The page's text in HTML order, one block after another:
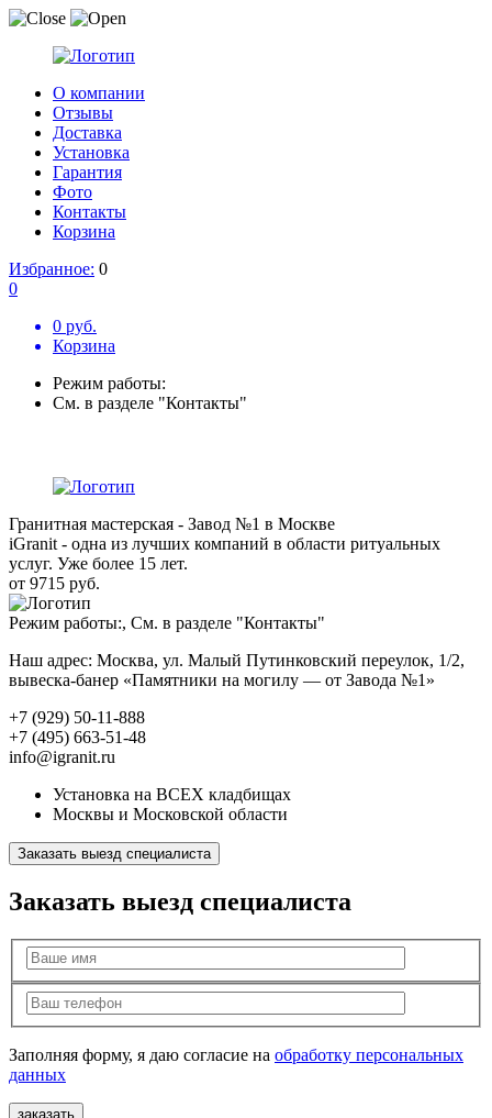
О компании
Отзывы
Доставка
Установка
Гарантия
Фото
Контакты
Корзина
Избранное: 0
0
0 руб.
Корзина
Режим работы:
См. в разделе "Контакты"
Гранитная мастерская - Завод №1 в Москве
iGranit - одна из лучших компаний в области ритуальных
услуг. Уже более 15 лет.
от 9715 руб.
Режим работы:, См. в разделе "Контакты"
Наш адрес: Москва, ул. Малый Путинковский переулок, 1/2,
вывеска-банер «Памятники на могилу — от Завода №1»
+7 (929) 50-11-888
+7 (495) 663-51-48
info@igranit.ru
Установка на ВСЕХ кладбищах
Москвы и Московской области
Заказать выезд специалиста
Заказать выезд специалиста
Заполняя форму, я даю согласие на обработку персональных
данных